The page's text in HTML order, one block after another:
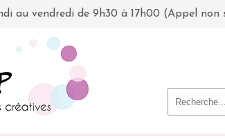
au vendredi de 9h30 à 17h00 (Appel non